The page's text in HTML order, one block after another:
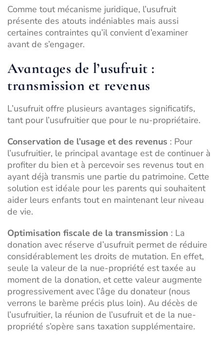
Comme tout mécanisme juridique, l’usufruit
présente des atouts indéniables mais aussi
certaines contraintes qu’il convient d’examiner
avant de s’engager.
Avantages de l’usufruit :
transmission et revenus
L’usufruit offre plusieurs avantages significatifs,
tant pour l’usufruitier que pour le nu-propriétaire.
Conservation de l’usage et des revenus : Pour
l’usufruitier, le principal avantage est de continuer à
profiter du bien et à percevoir ses revenus tout en
ayant déjà transmis une partie du patrimoine. Cette
solution est idéale pour les parents qui souhaitent
aider leurs enfants tout en maintenant leur niveau
de vie.
Optimisation fiscale de la transmission : La
donation avec réserve d’usufruit permet de réduire
considérablement les droits de mutation. En effet,
seule la valeur de la nue-propriété est taxée au
moment de la donation, et cette valeur augmente
progressivement avec l’âge du donateur (nous
verrons le barème précis plus loin). Au décès de
l’usufruitier, la réunion de l’usufruit et de la nue-
propriété s’opère sans taxation supplémentaire.